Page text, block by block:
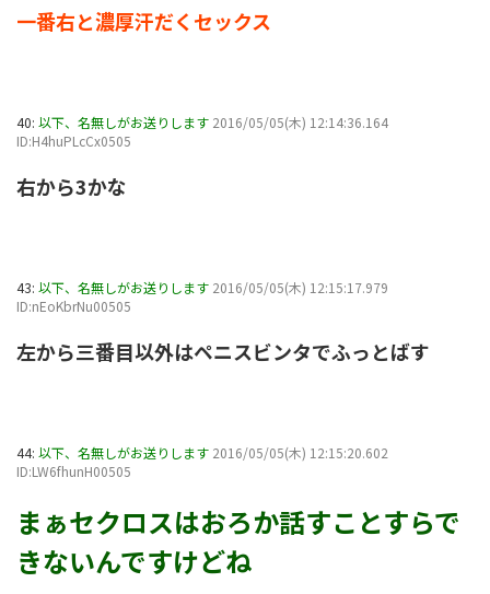
一番右と濃厚汗だくセックス
40: 以下、名無しがお送りします 2016/05/05(木) 12:14:36.164
ID:H4huPLcCx0505
右から3かな
43: 以下、名無しがお送りします 2016/05/05(木) 12:15:17.979
ID:nEoKbrNu00505
左から三番目以外はペニスビンタでふっとばす
44: 以下、名無しがお送りします 2016/05/05(木) 12:15:20.602
ID:LW6fhunH00505
まぁセクロスはおろか話すことすらで
きないんですけどね